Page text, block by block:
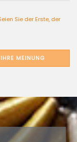
Sie der Erste, der
IHRE MEINUNG